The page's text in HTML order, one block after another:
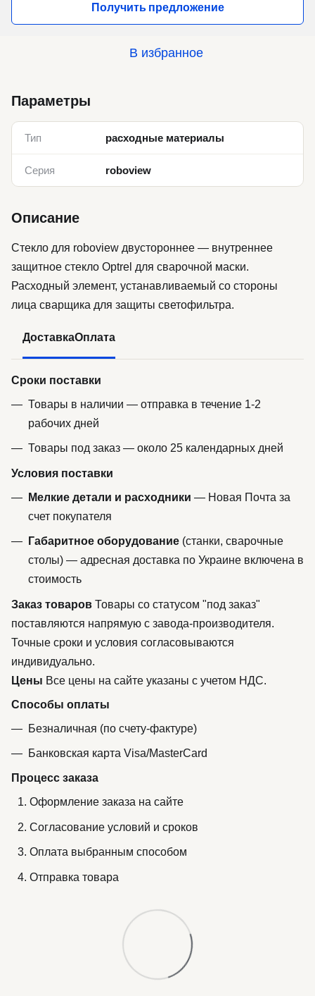
Получить предложение
В избранное
Параметры
Тип расходные материалы
Серия roboview
Описание
Стекло для roboview двустороннее — внутреннее
защитное стекло Optrel для сварочной маски.
Расходный элемент, устанавливаемый со стороны
лица сварщика для защиты светофильтра.
ДоставкаОплата
Сроки поставки
Товары в наличии — отправка в течение 1-2
рабочих дней
Товары под заказ — около 25 календарных дней
Условия поставки
Мелкие детали и расходники — Новая Почта за
счет покупателя
Габаритное оборудование (станки, сварочные
столы) — адресная доставка по Украине включена в
стоимость
Заказ товаров Товары со статусом "под заказ"
поставляются напрямую с завода-производителя.
Точные сроки и условия согласовываются
индивидуально.
Цены Все цены на сайте указаны с учетом НДС.
Способы оплаты
Безналичная (по счету-фактуре)
Банковская карта Visa/MasterCard
Процесс заказа
Оформление заказа на сайте
Согласование условий и сроков
Оплата выбранным способом
Отправка товара